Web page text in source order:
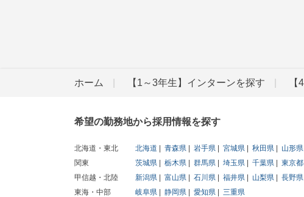
ホーム 【1～3年生】インターンを探す
希望の勤務地から採用情報を探す
北海道・東北 北海道 青森県 岩手県 宮城県 秋田県 山形県
関東
茨城県 栃木県 群馬県 埼玉県 千葉県 東京都
甲信越・北陸
新潟県 富山県 石川県 福井県 山梨県
長野県
東海・中部
岐阜県 静岡県 愛知県 三重県